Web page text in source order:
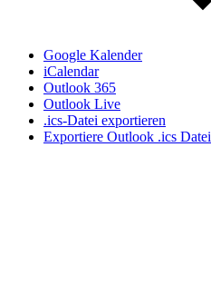
Google Kalender
iCalendar
Outlook 365
Outlook Live
.ics-Datei exportieren
Exportiere Outlook .ics Datei